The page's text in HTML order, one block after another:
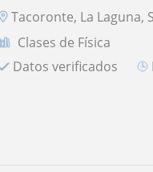
Tacoronte, La Laguna,
Clases de Física
Datos verificados